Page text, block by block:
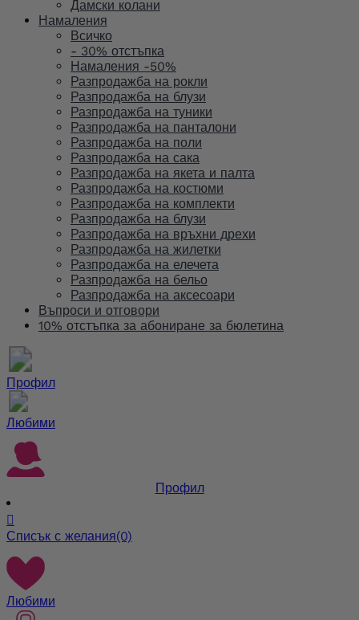
Дамски колани
Намаления
Всичко
- 30% отстъпка
Намаления -50%
Разпродажба на рокли
Разпродажба на блузи
Разпродажба на туники
Разпродажба на панталони
Разпродажба на поли
Разпродажба на сака
Разпродажба на якета и палта
Разпродажба на костюми
Разпродажба на комплекти
Разпродажба на блузи
Разпродажба на връхни дрехи
Разпродажба на жилетки
Разпродажба на елечета
Разпродажба на бельо
Разпродажба на аксесоари
Въпроси и отговори
10% отстъпка за абониране за бюлетина
Профил
Любими
Профил

Списък с желания(0)
Любими